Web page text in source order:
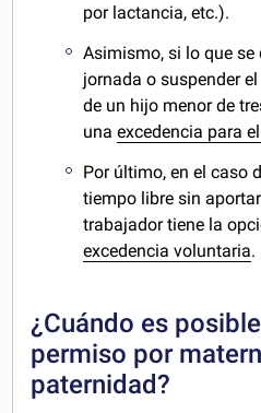
por lactancia, etc.).
Asimismo, si lo que se
jornada o suspender
de un hijo menor de
unaexcedencia para
Por último, en el caso
tiempo libre sin
trabajador tiene la
excedencia voluntaria.
¿Cuándo es
permiso por
paternidad?